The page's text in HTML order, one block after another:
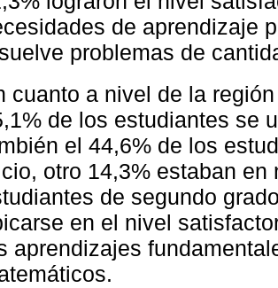
de aprendizaje
problemas de
cuanto a nivel de la
de los estudiantes se
el 44,6% de los
otro 14,3% estaban
de segundo
en el nivel
aprendizajes